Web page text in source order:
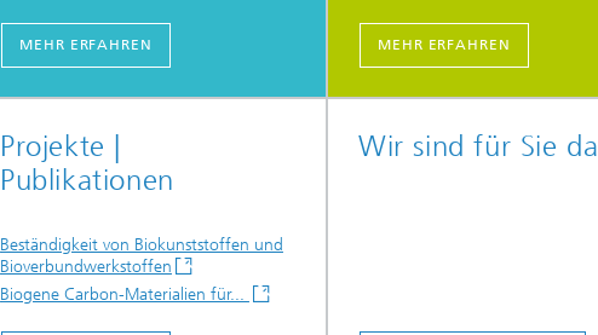
MEHR ERFAHREN MEHR ERFAHREN
Projekte |
Publikationen
Beständigkeit von Biokunststoffen und
Bioverbundwerkstoffen
Biogene Carbon-Materialien für...
Wir sind für Sie